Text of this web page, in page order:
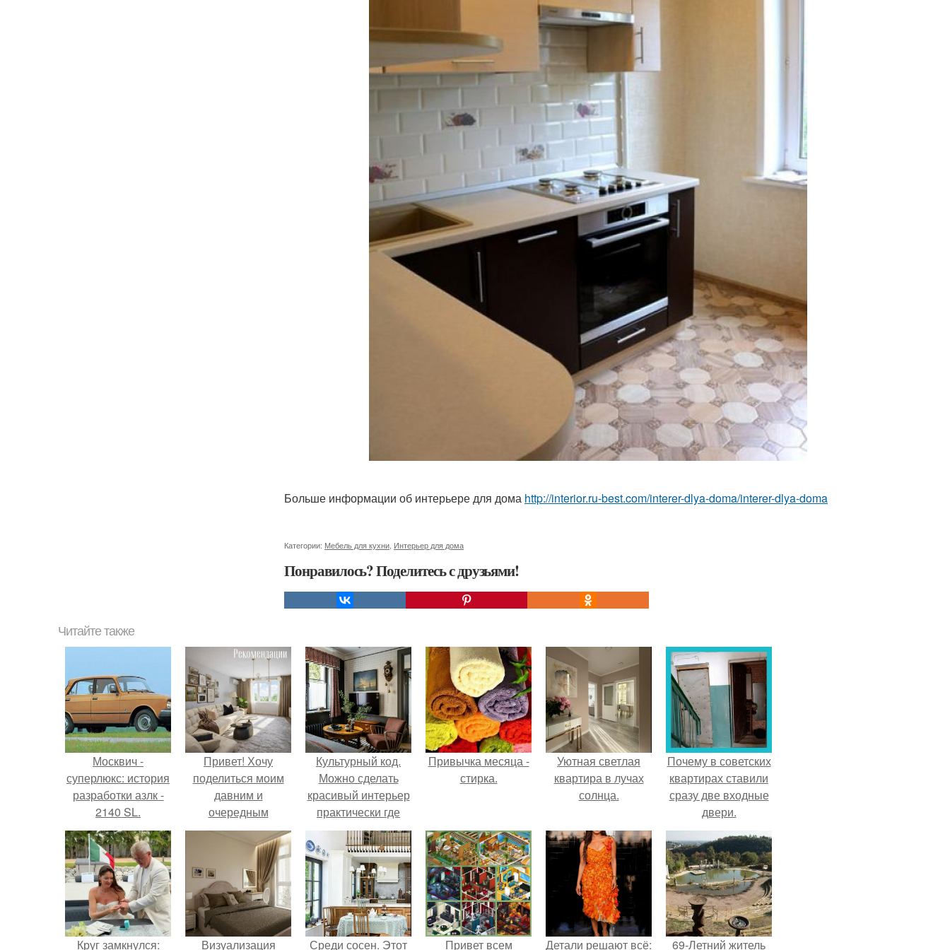
Больше информации об интерьере для дома http://interior.ru-best.com/interer-dlya-doma/interer-dlya-doma
Категории: Мебель для кухни Интерьер для дома
Понравилось? Поделитесь с друзьями!
Читайте также
Москвич -
суперлюкс: история
разработки азлк -
2140 SL.
Привет! Хочу
поделиться моим
давним и
очередным
неопубликованным
проектом.
Культурный код.
Можно сделать
красивый интерьер
практически где
угодно.
Привычка месяца -
стирка.
Уютная светлая
квартира в лучах
солнца.
Почему в советских
квартирах ставили
сразу две входные
двери.
Круг замкнулся: Визуализация Среди сосен. Этот Привет всем Детали решают всё: 69-Летний житель